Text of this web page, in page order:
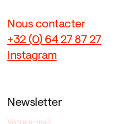
Nous contacter
+32 (0) 64 27 87 27
Instagram
Newsletter